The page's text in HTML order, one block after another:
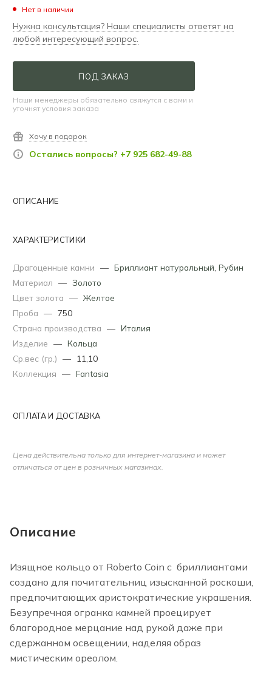
Нет в наличии
Нужна консультация? Наши специалисты ответят на
любой интересующий вопрос.
ПОД ЗАКАЗ
Наши менеджеры обязательно свяжутся с вами и
уточнят условия заказа
Хочу в подарок
Остались вопросы? +7 925 682-49-88
ОПИСАНИЕ
ХАРАКТЕРИСТИКИ
Драгоценные камни — Бриллиант натуральный Рубин
Материал — Золото
Цвет золота — Желтое
Проба — 750
Страна производства — Италия
Изделие — Кольца
Ср.вес (гр.) —
11,10
Коллекция — Fantasia
ОПЛАТА И ДОСТАВКА
Цена действительна только для интернет-магазина и может
отличаться от цен в розничных магазинах.
Описание
Изящное кольцо от Roberto Coin с бриллиантами
создано для почитательниц изысканной роскоши,
предпочитающих аристократические украшения.
Безупречная огранка камней проецирует
благородное мерцание над рукой даже при
сдержанном освещении, наделяя образ
мистическим ореолом.